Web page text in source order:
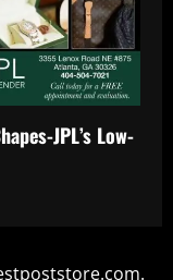
JPL’s Low-